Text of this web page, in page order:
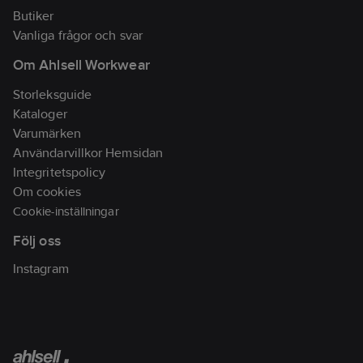
Artikelnr:
Lev.
2905401-600-6
Materialklass TP7600
Butiker
Vanliga frågor och svar
Om Ahlsell Workwear
Storleksguide
Kataloger
Varumärken
Användarvillkor Hemsidan
Integritetspolicy
Om cookies
Cookie-inställningar
Följ oss
Instagram